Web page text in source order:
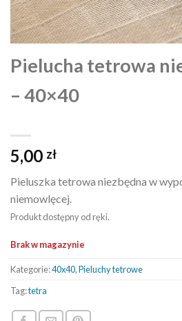
Pielucha tetrowa
– 40×40
5,00 zł
Pieluszka tetrowa niezbędna w
niemowlęcej.
Produkt dostępny od ręki.
Brak w magazynie
Kategorie:40x40,Pieluchy tetrowe
Tag:tetra